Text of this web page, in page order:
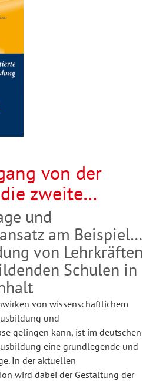
von der
zweite
und
am Beispiel
von Lehrkräften
Schulen in
von wissenschaftlichem
und
gelingen kann, ist im deutschen
eine grundlegende und
In der aktuellen
wird dabei der Gestaltung der